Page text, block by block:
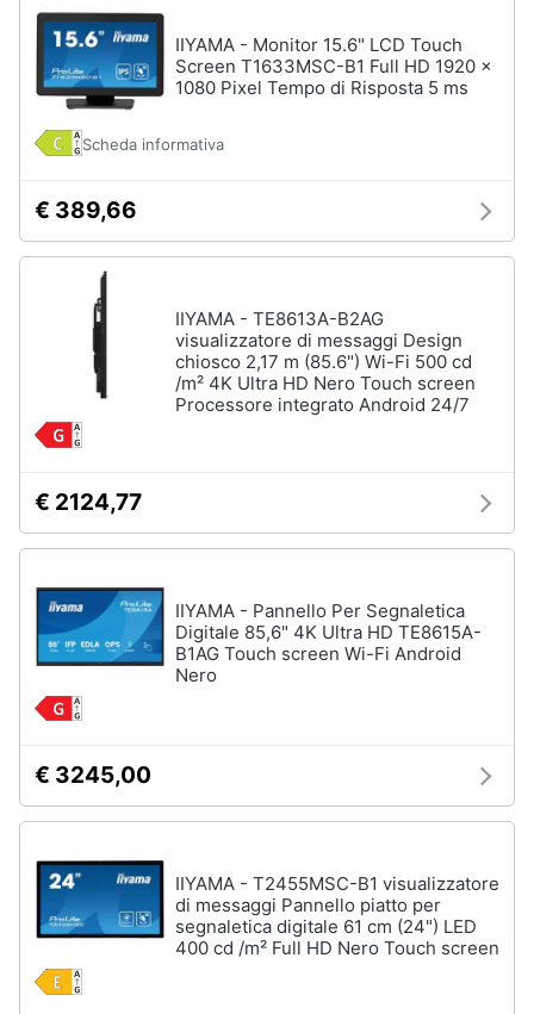
IIYAMA - Monitor 15.6" LCD Touch
Screen T1633MSC-B1 Full HD 1920 x
1080 Pixel Tempo di Risposta 5 ms
Scheda informativa
€ 389,66
IIYAMA - TE8613A-B2AG
visualizzatore di messaggi Design
chiosco 2,17 m (85.6") Wi-Fi 500 cd
/m² 4K Ultra HD Nero Touch screen
Processore integrato Android 24/7
€ 2124,77
IIYAMA - Pannello Per Segnaletica
Digitale 85,6" 4K Ultra HD TE8615A-
B1AG Touch screen Wi-Fi Android
Nero
€ 3245,00
IIYAMA - T2455MSC-B1 visualizzatore
di messaggi Pannello piatto per
segnaletica digitale 61 cm (24") LED
400 cd /m² Full HD Nero Touch screen